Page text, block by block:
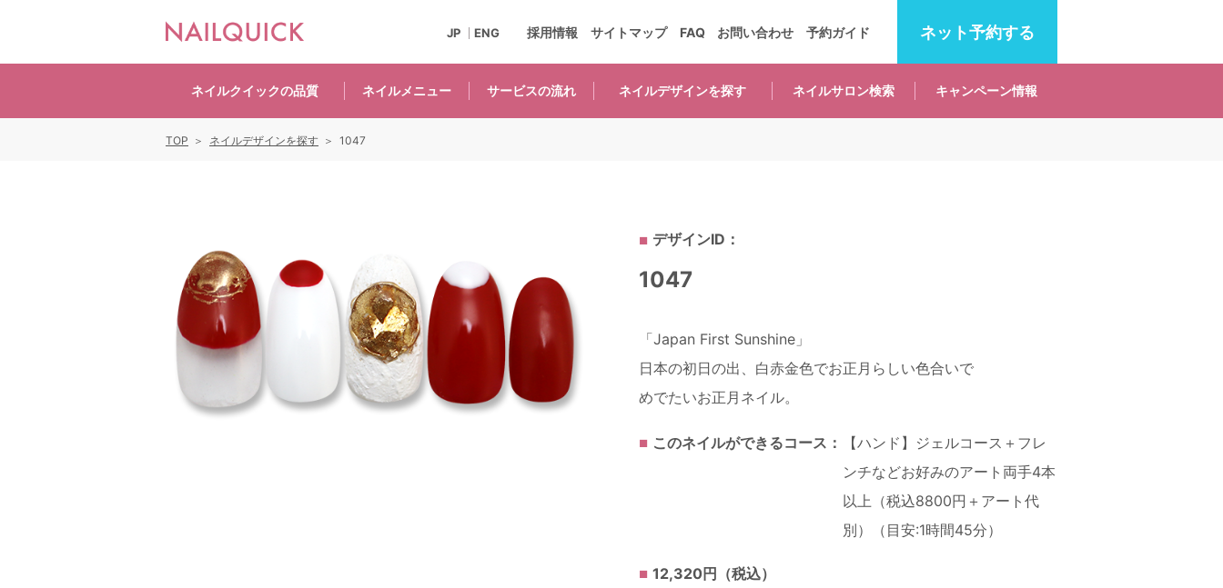
ネット予約する
ネイルクイックの品質 ネイルメニュー サービスの流れ ネイルデザインを探す ネイルサロン検索 キャンペーン情報
採用情報 サイトマップ FAQ お問い合わせ 予約ガイド
JP ENG
デザインID：
1047
「Japan First Sunshine」
日本の初日の出、白赤金色でお正月らしい色合いで
めでたいお正月ネイル。
このネイルができるコース：
【ハンド】ジェルコース＋フレ
ンチなどお好みのアート両手4本
以上（税込8800円＋アート代
別）（目安:1時間45分）
12,320円（税込）
TOP ネイルデザインを探す 1047